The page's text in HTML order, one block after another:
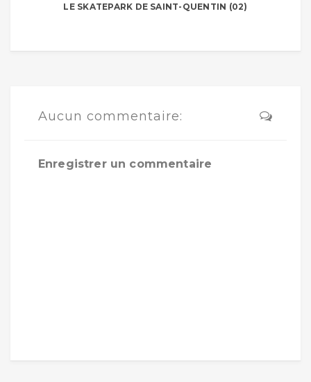
LE SKATEPARK DE SAINT-QUENTIN (02)
Aucun commentaire:
Enregistrer un commentaire